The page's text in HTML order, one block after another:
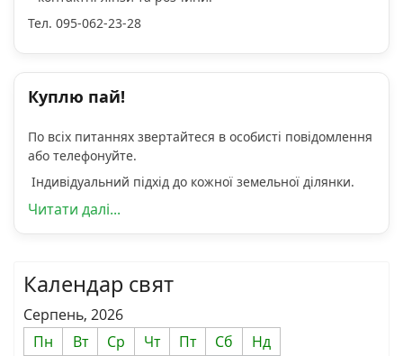
Тел. 095-062-23-28
Куплю пай!
По всіх питаннях звертайтеся в особисті повідомлення
або телефонуйте.
Індивідуальний підхід до кожної земельної ділянки.
Читати далі...
Календар свят
Серпень, 2026
Пн
Вт Ср Чт Пт Сб
Нд